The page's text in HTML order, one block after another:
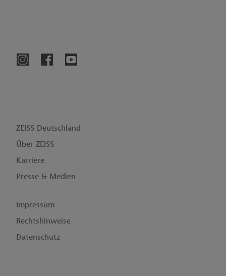
ZEISS Deutschland
Über ZEISS
Karriere
Presse & Medien
Impressum
Rechtshinweise
Datenschutz